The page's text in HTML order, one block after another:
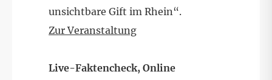
unsichtbare Gift im Rhein“.
Zur Veranstaltung
Live-Faktencheck, Online